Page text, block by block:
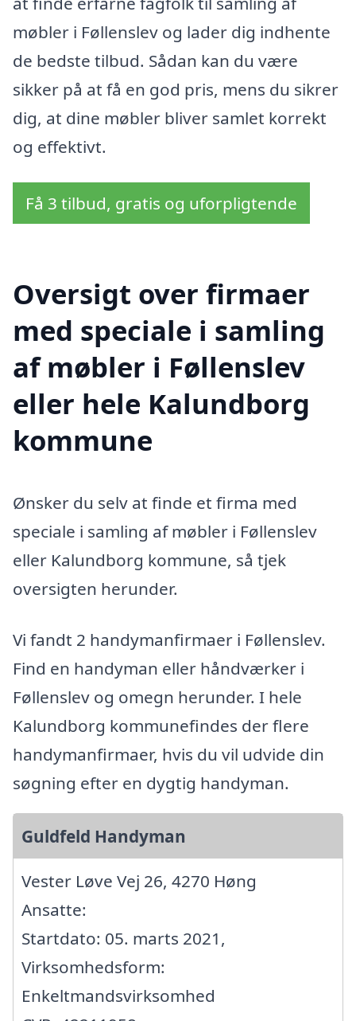
møbler i Føllenslev og lader dig indhente
de bedste tilbud. Sådan kan du være
sikker på at få en god pris, mens du sikrer
dig, at dine møbler bliver samlet korrekt
og effektivt.
Få 3 tilbud, gratis og uforpligtende
Oversigt over firmaer
med speciale i samling
af møbler i Føllenslev
eller hele Kalundborg
kommune
Ønsker du selv at finde et firma med
speciale i samling af møbler i Føllenslev
eller Kalundborg kommune, så tjek
oversigten herunder.
Vi fandt 2 handymanfirmaer i Føllenslev.
Find en handyman eller håndværker i
Føllenslev og omegn herunder. I hele
Kalundborg kommunefindes der flere
handymanfirmaer, hvis du vil udvide din
søgning efter en dygtig handyman.
Guldfeld Handyman
Vester Løve Vej 26, 4270 Høng
Ansatte:
Startdato: 05. marts 2021,
Virksomhedsform:
Enkeltmandsvirksomhed